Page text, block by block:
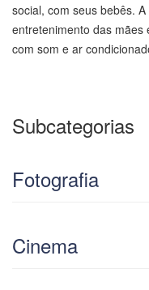
social, com seus bebês.
entretenimento das mães
com som e ar
Subcategorias
Fotografia
Cinema